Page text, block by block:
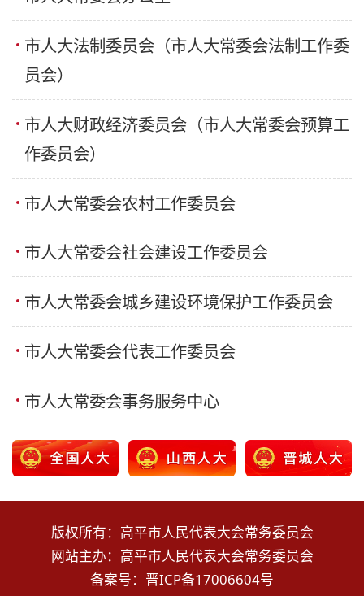
市人大法制委员会（市人大常委会法制工作委
员会）
市人大财政经济委员会（市人大常委会预算工
作委员会）
市人大常委会农村工作委员会
市人大常委会社会建设工作委员会
市人大常委会城乡建设环境保护工作委员会
市人大常委会代表工作委员会
市人大常委会事务服务中心
版权所有：高平市人民代表大会常务委员会
网站主办：高平市人民代表大会常务委员会
备案号： 晋ICP备17006604号